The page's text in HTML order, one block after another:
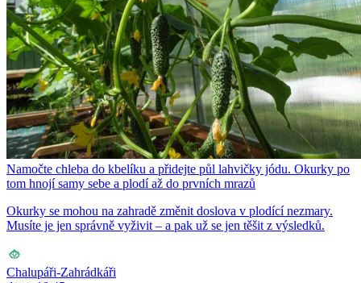
Namočte chleba do kbelíku a přidejte půl lahvičky jódu. Okurky po
tom hnojí samy sebe a plodí až do prvních mrazů
Okurky se mohou na zahradě změnit doslova v plodící nezmary.
Musíte je jen správně vyživit – a pak už se jen těšit z výsledků.
Chalupáři-Zahrádkáři